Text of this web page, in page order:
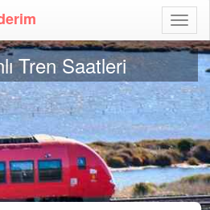
Aç
Tren Saatleri